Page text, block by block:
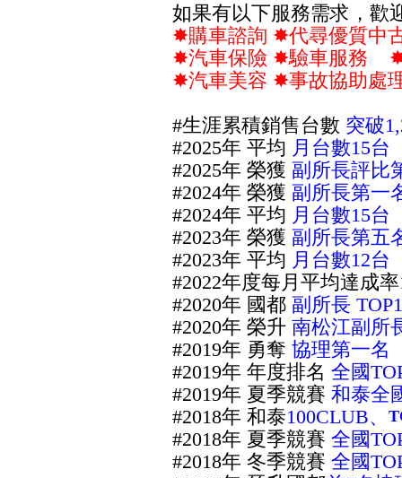
如果有以下服務需求，歡
✸購車諮詢 ✸代尋優質中
✸汽車保險 ✸驗車服務
✸汽車美容 ✸事故協助處
#生涯累積銷售台數 突破
#2025年 平均 月台數15台
#2025年 榮獲副所長評比
#2024年 榮獲副所長第一
#2024年 平均 月台數15台
#2023年 榮獲副所長第五
#2023年 平均 月台數12台
#2022年度每月平均達成
#2020年 國都副所長
#2020年 榮升南松江副所
#2019年 勇奪協理第一名
#2019年 年度排名全國
#2019年 夏季競賽和泰全
#2018年 和泰100CLUB、
#2018年 夏季競賽全國
#2018年 冬季競賽全國